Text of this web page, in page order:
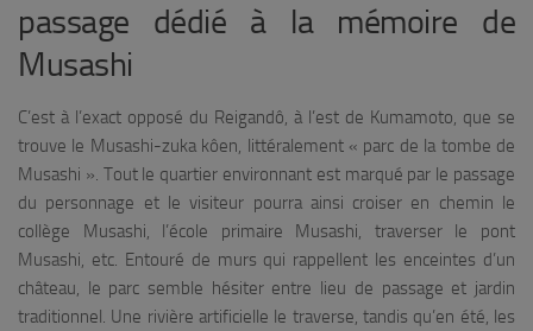
passage dédié à la mémoire de
Musashi
C’est à l’exact opposé du Reigandô, à l’est de Kumamoto, que se
trouve le Musashi-zuka kôen, littéralement « parc de la tombe de
Musashi ». Tout le quartier environnant est marqué par le passage
du personnage et le visiteur pourra ainsi croiser en chemin le
collège Musashi, l’école primaire Musashi, traverser le pont
Musashi, etc. Entouré de murs qui rappellent les enceintes d’un
château, le parc semble hésiter entre lieu de passage et jardin
traditionnel. Une rivière artificielle le traverse, tandis qu’en été, les